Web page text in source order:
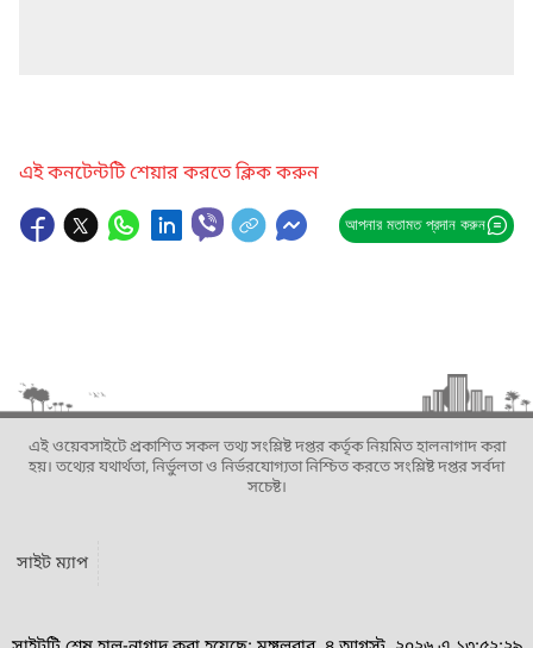
এই কনটেন্টটি শেয়ার করতে ক্লিক করুন
আপনার মতামত প্রদান করুন
এই ওয়েবসাইটে প্রকাশিত সকল তথ্য সংশ্লিষ্ট দপ্তর কর্তৃক নিয়মিত হালনাগাদ করা
হয়। তথ্যের যথার্থতা, নির্ভুলতা ও নির্ভরযোগ্যতা নিশ্চিত করতে সংশ্লিষ্ট দপ্তর সর্বদা
সচেষ্ট।
সাইট ম্যাপ